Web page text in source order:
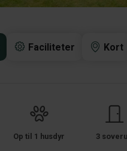
Faciliteter Kort
Op til 1 husdyr 3